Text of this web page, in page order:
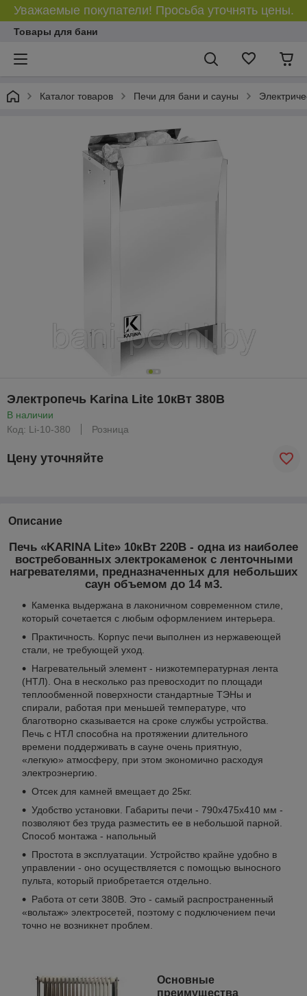
Уважаемые покупатели! Просьба уточнять цены.
Товары для бани
Каталог товаров Печи для бани и сауны
Электропечь Karina Lite 10кВт 380В
В наличии
Код: Li-10-380
Розница
Цену уточняйте
Описание
Печь «KARINA Lite» 10кВт 220В - одна из наиболее
востребованных электрокаменок с ленточными
нагревателями, предназначенных для небольших
саун объемом до 14 м3.
Каменка выдержана в лаконичном современном стиле,
который сочетается с любым оформлением интерьера.
Практичность. Корпус печи выполнен из нержавеющей
стали, не требующей уход.
Нагревательный элемент - низкотемпературная лента
(НТЛ). Она в несколько раз превосходит по площади
теплообменной поверхности стандартные ТЭНы и
спирали, работая при меньшей температуре, что
благотворно сказывается на сроке службы устройства.
Печь с НТЛ способна на протяжении длительного
времени поддерживать в сауне очень приятную,
«легкую» атмосферу, при этом экономично расходуя
электроэнергию.
Отсек для камней вмещает до 25кг.
Удобство установки. Габариты печи - 790x475x410 мм -
позволяют без труда разместить ее в небольшой парной.
Способ монтажа - напольный
Простота в эксплуатации. Устройство крайне удобно в
управлении - оно осуществляется с помощью выносного
пульта, который приобретается отдельно.
Работа от сети 380В. Это - самый распространенный
«вольтаж» электросетей, поэтому с подключением печи
точно не возникнет проблем.
Основные
преимущества